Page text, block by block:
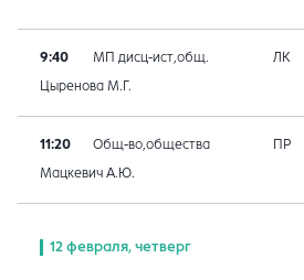
9:40 МП дисц-ист,общ. ЛК
Цыренова М.Г.
11:20 Общ-во,общества ПР
Мацкевич А.Ю.
12 февраля, четверг